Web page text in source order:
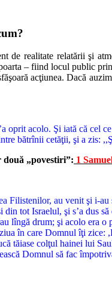
de realitate relatării şi
– fiind locul public
acţiunea. Dacă
oprit acolo. Şi iată că cel
bătrînii cetăţii, şi a zis:
„povestiri”: 1
Filistenilor, au venit şi i-
din tot Israelul, şi s’a dus
lîngă drum; şi acolo era
în care Domnul îţi zice:
tăiase colţul hainei lui
Domnul să fac